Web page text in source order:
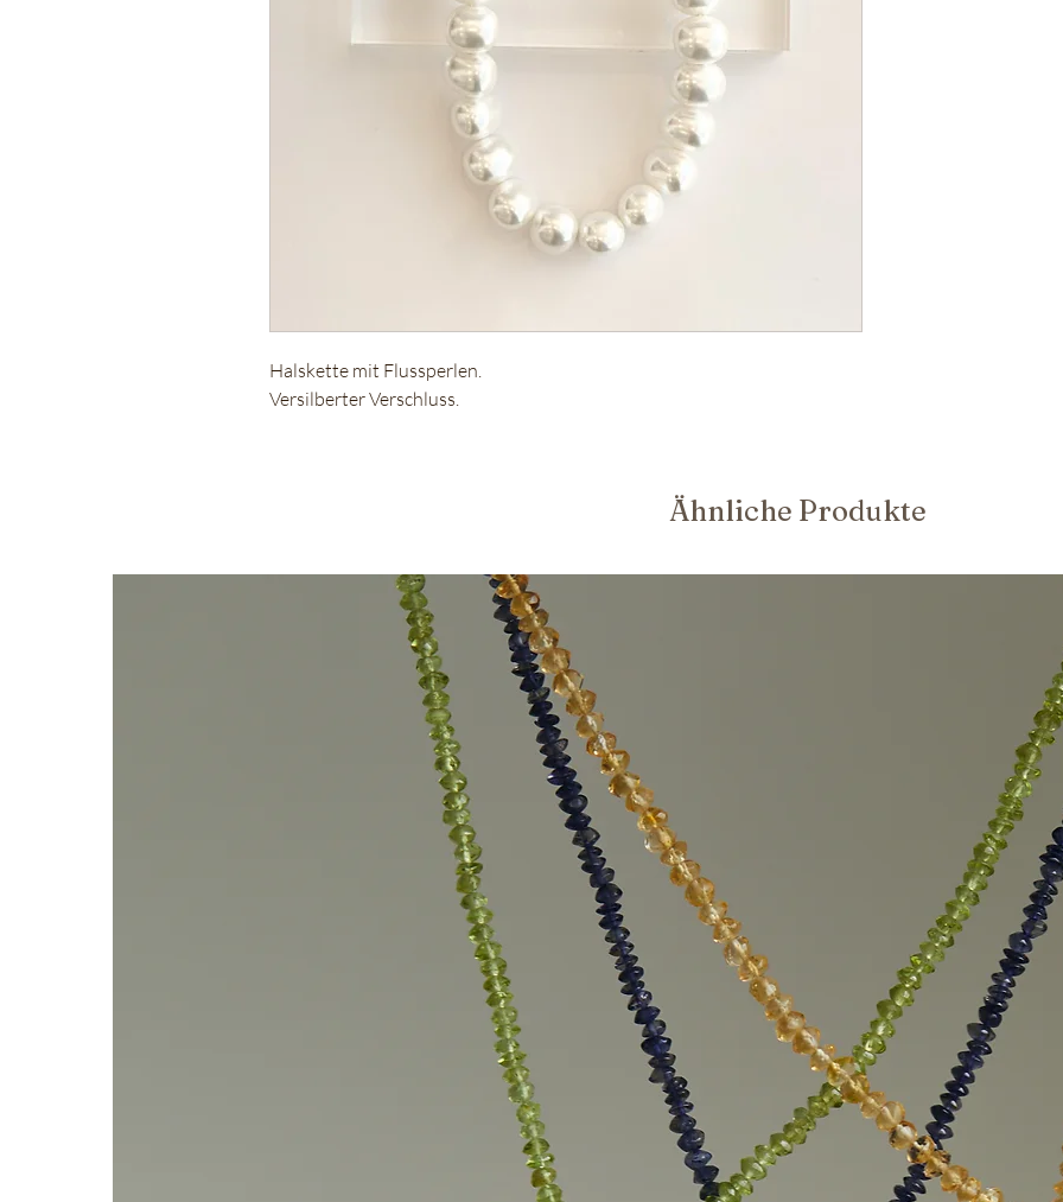
Halskette mit Flussperlen.
Versilberter Verschluss.
Ähnliche Produkte